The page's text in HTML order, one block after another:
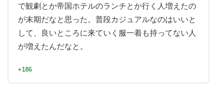
で観劇とか帝国ホテルのランチとか行く人増えたの
が末期だなと思った。普段カジュアルなのはいいと
して、良いところに来ていく服一着も持ってない人
が増えたんだなと。
+186